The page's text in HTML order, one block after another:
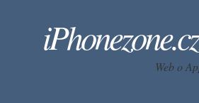
iPhonezone.cz
Web o